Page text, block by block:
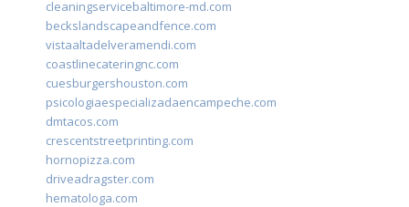
cleaningservicebaltimore-md.com
beckslandscapeandfence.com
vistaaltadelveramendi.com
coastlinecateringnc.com
cuesburgershouston.com
psicologiaespecializadaencampeche.com
dmtacos.com
crescentstreetprinting.com
hornopizza.com
driveadragster.com
hematologa.com